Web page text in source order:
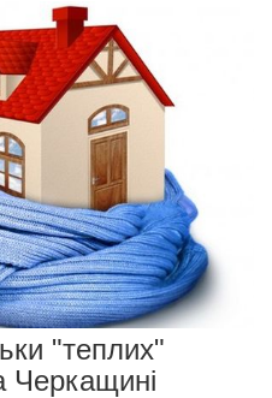
"теплих"
Черкащині